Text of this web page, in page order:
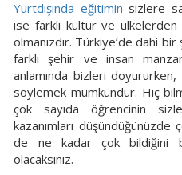
Yurtdışında eğitiminsizlere
ise farklı kültür ve ülkelerden
olmanızdır. Türkiye’de dahi
farklı şehir ve insan
anlamında bizleri doyururken,
söylemek mümkündür. Hiç
çok sayıda öğrencinin
kazanımları
de ne kadar çok bildiğini
olacaksınız.